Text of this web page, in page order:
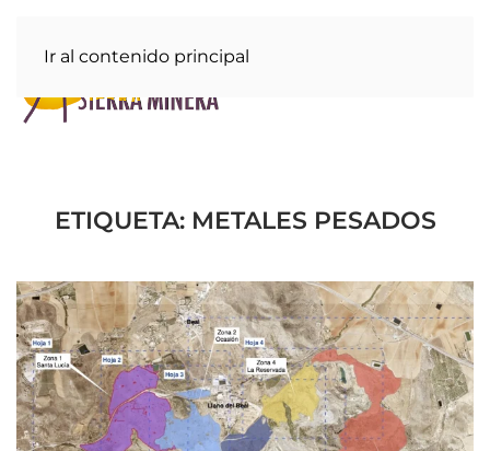
Ir al contenido principal
ETIQUETA: METALES PESADOS